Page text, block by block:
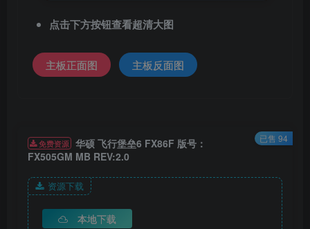
点击下方按钮查看超清大图
主板正面图 主板反面图
已售 94
免费资源 华硕 飞行堡垒6 FX86F 版号：
FX505GM MB REV:2.0
资源下载
本地下载